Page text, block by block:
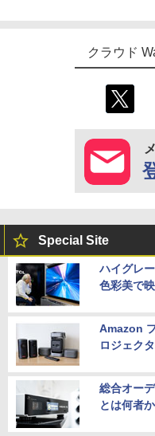
クラウド
Special Site
ハイグレ
色彩美で
Amazon
ロジェク
総合オー
とは何者